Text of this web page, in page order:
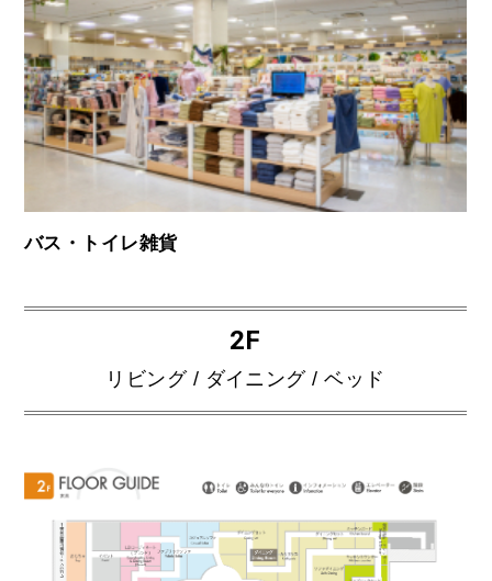
バス・トイレ雑貨
2F
リビング / ダイニング / ベッド